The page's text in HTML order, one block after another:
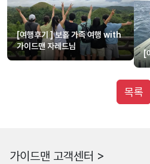
[여행후기 ] 보홀 가족 여행 with
가이드맨 자레드님
목록
가이드맨 고객센터 >